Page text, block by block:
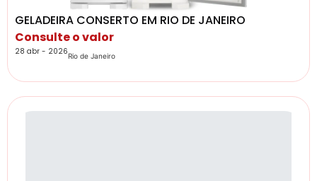
GELADEIRA CONSERTO EM RIO DE JANEIRO
Consulte o valor
28 abr - 2026Rio de Janeiro